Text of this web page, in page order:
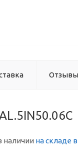
Отзывы
наличии на складе